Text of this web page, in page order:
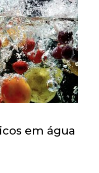
em água